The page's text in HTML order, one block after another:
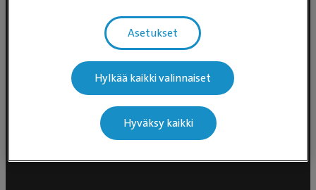
Valtakunnallinen asiakaspalvelu:
p. 0300 484 789 (0,59€/min +
pvm/mpm) (ma–pe klo 8:00–16:00)
Puhelun hinta 0300-ajanvarausnumeroon on
0,59 eur/min + pvm/mpm. Puhelinjonotus on
Asetukset
Hylkää kaikki valinnaiset
Hyväksy kaikki